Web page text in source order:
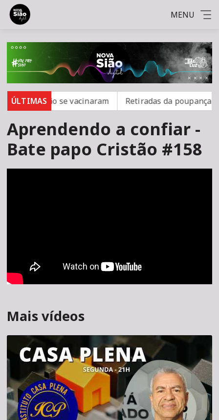
MENU
ÚLTIMAS
16 não se vacinaram Retiradas da poupança
Aprendendo a confiar -
Bate papo Cristão #158
Mais vídeos